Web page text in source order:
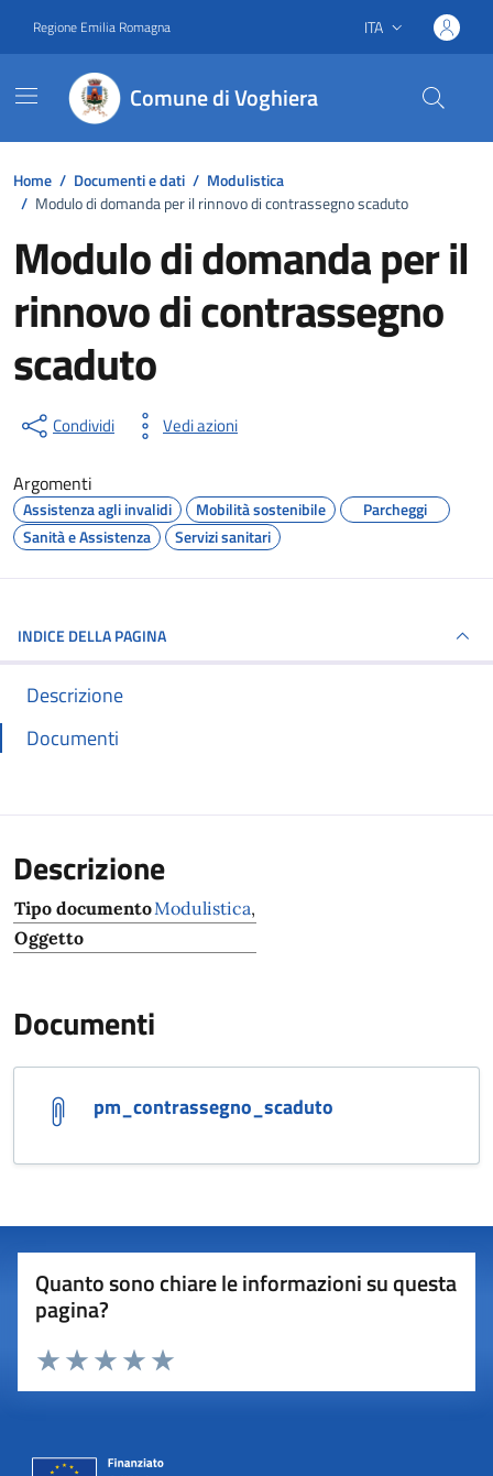
Regione Emilia Romagna Lingua attiva:
ITA
Comune di Voghiera
Home / Documenti e dati / Modulistica
/ Modulo di domanda per il rinnovo di contrassegno scaduto
Modulo di domanda per il
rinnovo di contrassegno
scaduto
Dettagli del documento
Condividi Vedi azioni
Argomenti
Assistenza agli invalidi Mobilità sostenibile
Parcheggi
Sanità e Assistenza
Servizi sanitari
INDICE DELLA PAGINA
Descrizione
Documenti
Descrizione
Tipo documentoModulistica,
Oggetto
Documenti
pm_contrassegno_scaduto
Quanto sono chiare le informazioni su questa
pagina?
Valuta 5 stelle su 5
Valuta 4 stelle su 5
Valuta 3 stelle su 5
Valuta 2 stelle su 5
Valuta 1 stelle su 5